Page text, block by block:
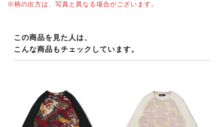
※柄の出方は、写真と異なる場合がございます。
この商品を見た人は、
こんな商品もチェックしています。